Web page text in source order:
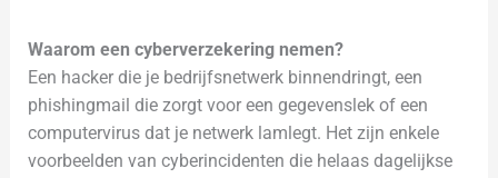
Waarom een cyberverzekering nemen?
Een hacker die je bedrijfsnetwerk binnendringt, een
phishingmail die zorgt voor een gegevenslek of een
computervirus dat je netwerk lamlegt. Het zijn enkele
voorbeelden van cyberincidenten die helaas dagelijkse